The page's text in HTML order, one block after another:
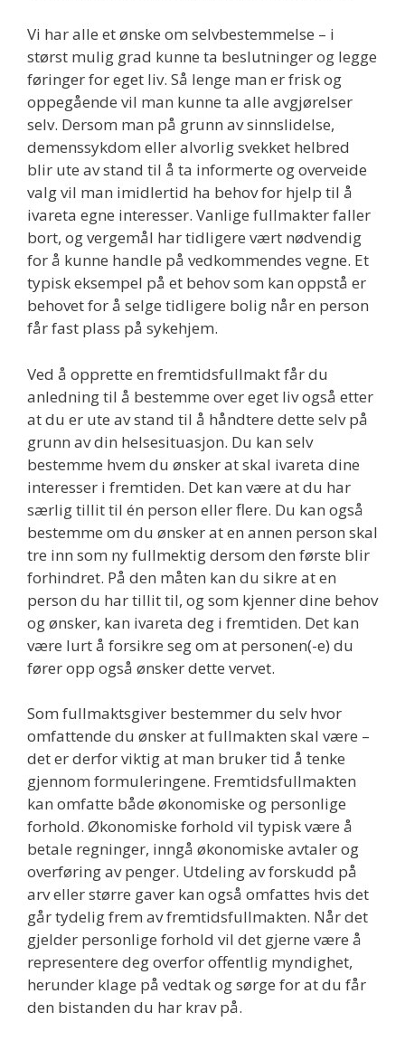
Vi har alle et ønske om selvbestemmelse – i
størst mulig grad kunne ta beslutninger og legge
føringer for eget liv. Så lenge man er frisk og
oppegående vil man kunne ta alle avgjørelser
selv. Dersom man på grunn av sinnslidelse,
demenssykdom eller alvorlig svekket helbred
blir ute av stand til å ta informerte og overveide
valg vil man imidlertid ha behov for hjelp til å
ivareta egne interesser. Vanlige fullmakter faller
bort, og vergemål har tidligere vært nødvendig
for å kunne handle på vedkommendes vegne. Et
typisk eksempel på et behov som kan oppstå er
behovet for å selge tidligere bolig når en person
får fast plass på sykehjem.
Ved å opprette en fremtidsfullmakt får du
anledning til å bestemme over eget liv også etter
at du er ute av stand til å håndtere dette selv på
grunn av din helsesituasjon. Du kan selv
bestemme hvem du ønsker at skal ivareta dine
interesser i fremtiden. Det kan være at du har
særlig tillit til én person eller flere. Du kan også
bestemme om du ønsker at en annen person skal
tre inn som ny fullmektig dersom den første blir
forhindret. På den måten kan du sikre at en
person du har tillit til, og som kjenner dine behov
og ønsker, kan ivareta deg i fremtiden. Det kan
være lurt å forsikre seg om at personen(-e) du
fører opp også ønsker dette vervet.
Som fullmaktsgiver bestemmer du selv hvor
omfattende du ønsker at fullmakten skal være –
det er derfor viktig at man bruker tid å tenke
gjennom formuleringene. Fremtidsfullmakten
kan omfatte både økonomiske og personlige
forhold. Økonomiske forhold vil typisk være å
betale regninger, inngå økonomiske avtaler og
overføring av penger. Utdeling av forskudd på
arv eller større gaver kan også omfattes hvis det
går tydelig frem av fremtidsfullmakten. Når det
gjelder personlige forhold vil det gjerne være å
representere deg overfor offentlig myndighet,
herunder klage på vedtak og sørge for at du får
den bistanden du har krav på.